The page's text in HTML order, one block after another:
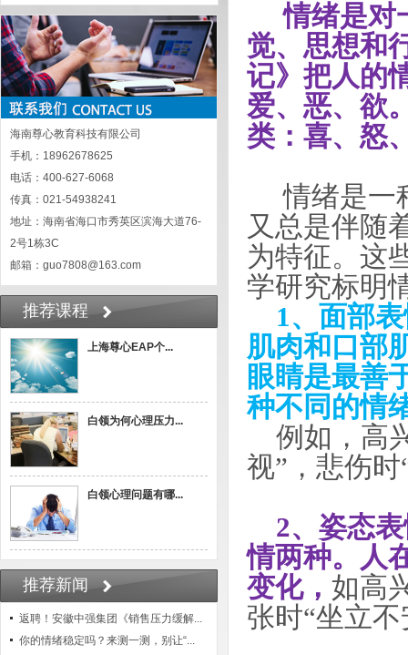
海南尊心教育科技有限公司
手机：18962678625
电话：400-627-6068
传真：021-54938241
地址：海南省海口市秀英区滨海大道76-
2号1栋3C
邮箱：guo7808@163.com
推荐课程
上海尊心EAP个...
白领为何心理压力...
白领心理问题有哪...
推荐新闻
返聘！安徽中强集团《销售压力缓解...
你的情绪稳定吗？来测一测，别让“...
情绪是对
觉、思想和
记》把人的
爱、恶、欲
类：喜、怒
情绪是一
又总是伴随
为特征。这
学研究标明
1、面部
肌肉和口部
眼睛是最善
种不同的情
例如，高
视”，悲伤
2、姿态
情两种。人
变化， 如高
张时“坐立